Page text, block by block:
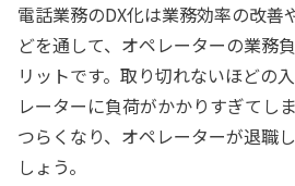
電話業務のDX化は業務効率の改善
どを通して、オペレーターの業務
リットです。取り切れないほどの
レーターに負荷がかかりすぎてし
つらくなり、オペレーターが退職
しょう。